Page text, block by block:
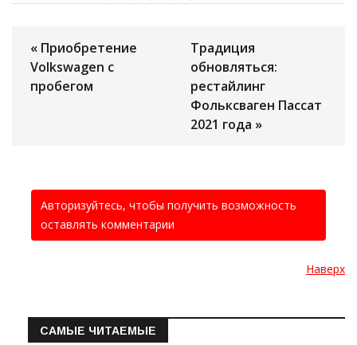
« Приобретение
Volkswagen с
пробегом
Традиция
обновляться:
рестайлинг
Фольксваген Пассат
2021 года »
Авторизуйтесь, чтобы получить возможность
оставлять комментарии
Наверх
САМЫЕ ЧИТАЕМЫЕ